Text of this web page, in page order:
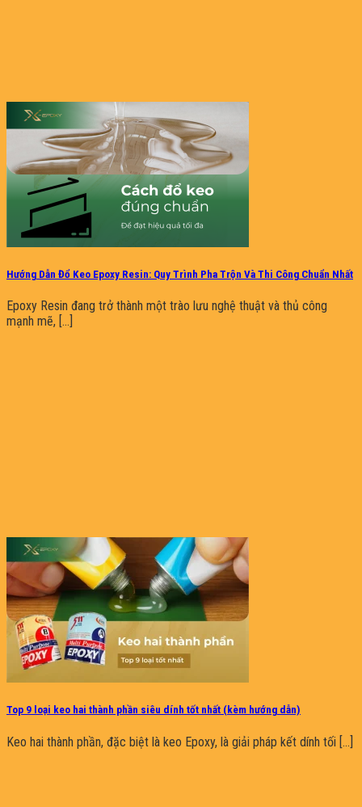
Hướng Dẫn Đổ Keo Epoxy Resin: Quy Trình Pha Trộn Và Thi Công Chuẩn Nhất
Epoxy Resin đang trở thành một trào lưu nghệ thuật và thủ công
mạnh mẽ, [...]
Top 9 loại keo hai thành phần siêu dính tốt nhất (kèm hướng dẫn)
Keo hai thành phần, đặc biệt là keo Epoxy, là giải pháp kết dính tối [...]